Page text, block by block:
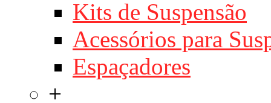
Kits de Suspensão
Acessórios para
Espaçadores
+